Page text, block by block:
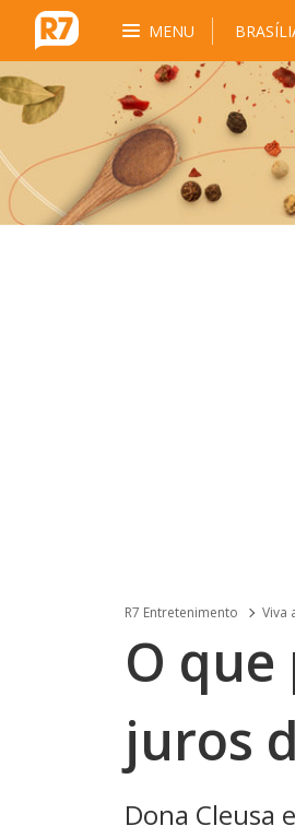
MENU
R7 Entretenimento Viva
O
juros
Dona Cleusa